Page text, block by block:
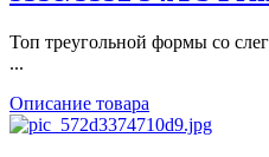
Топ треугольной формы со
...
Описание товара